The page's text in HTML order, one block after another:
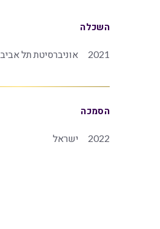
השכלה
2021 אוניברסיטת תל אביב
הסמכה
2022 ישראל